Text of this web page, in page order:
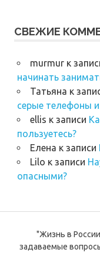
СВЕЖИЕ
murmurк
начинать
Татьяна к
серые телефоны и
ellis к записи
пользуетесь?
Елена к записи
Lilo к записи
опасными?
"Жизнь в
задаваемые